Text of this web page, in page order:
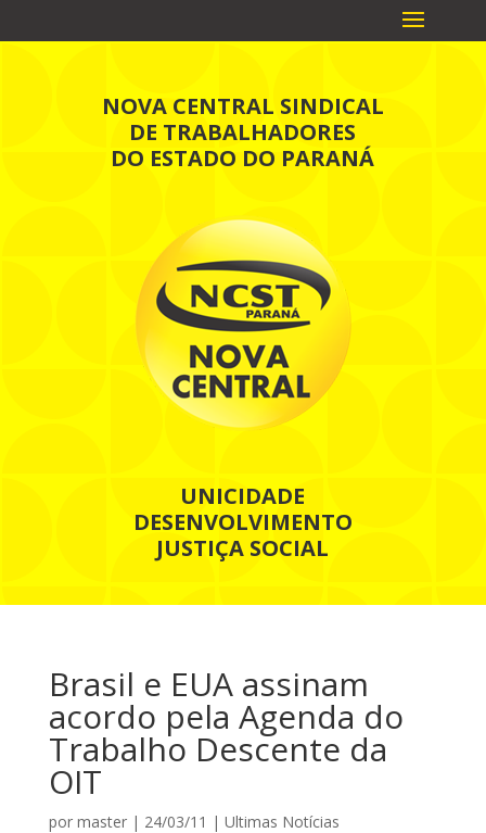
NOVA CENTRAL SINDICAL
DE TRABALHADORES
DO ESTADO DO PARANÁ
UNICIDADE
DESENVOLVIMENTO
JUSTIÇA SOCIAL
Brasil e EUA assinam
acordo pela Agenda do
Trabalho Descente da
OIT
por master| 24/03/11 | Ultimas Notícias